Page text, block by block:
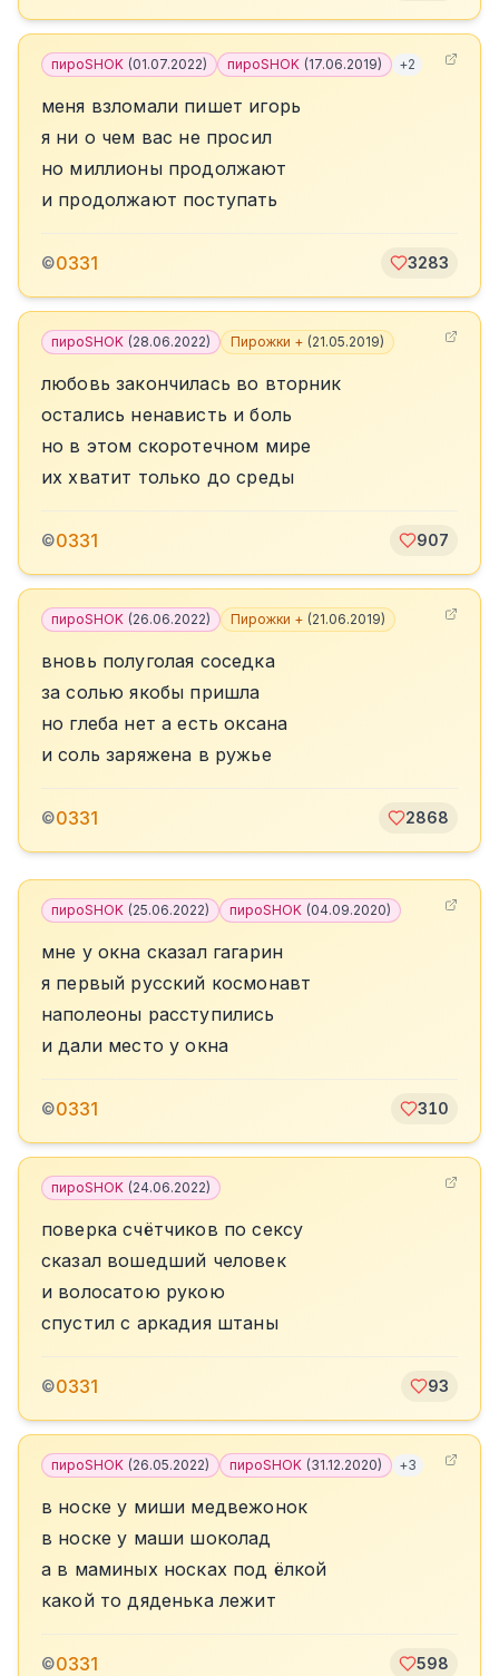
пироSHOK (01.07.2022) пироSHOK (17.06.2019) +2
меня взломали пишет игорь
я ни о чем вас не просил
но миллионы продолжают
и продолжают поступать
©0331 3283
пироSHOK (28.06.2022) Пирожки + (21.05.2019)
любовь закончилась во вторник
остались ненависть и боль
но в этом скоротечном мире
их хватит только до среды
©0331 907
пироSHOK (26.06.2022) Пирожки + (21.06.2019)
вновь полуголая соседка
за солью якобы пришла
но глеба нет а есть оксана
и соль заряжена в ружье
©0331 2868
пироSHOK (25.06.2022) пироSHOK (04.09.2020)
мне у окна сказал гагарин
я первый русский космонавт
наполеоны расступились
и дали место у окна
©0331 310
пироSHOK (24.06.2022)
поверка счётчиков по сексу
сказал вошедший человек
и волосатою рукою
спустил с аркадия штаны
©0331 93
пироSHOK (26.05.2022) пироSHOK (31.12.2020) +3
в носке у миши медвежонок
в носке у маши шоколад
а в маминых носках под ёлкой
какой то дяденька лежит
©0331 598